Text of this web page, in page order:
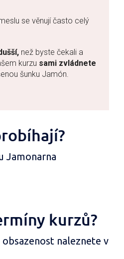
se věnují často celý
než byste čekali a
kurzu sami zvládnete
šunku Jamón.
Jamonarna
kurzů?
naleznete v